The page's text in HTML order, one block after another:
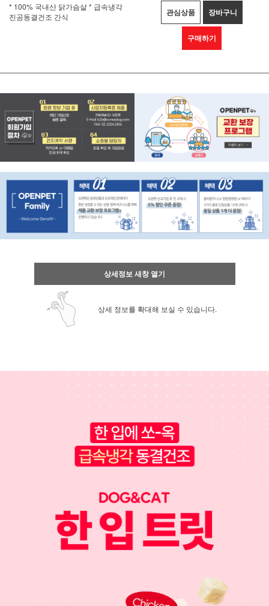
* 100% 국내산 닭가슴살 * 급속냉각
진공동결건조 간식
관심상품 장바구니
구매하기
상세정보 새창 열기
상세 정보를 확대해 보실 수 있습니다.